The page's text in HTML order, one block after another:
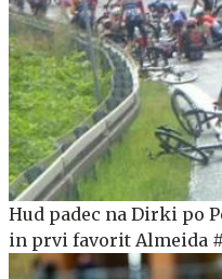
Hud padec na Dirki po
in prvi favorit Almeida